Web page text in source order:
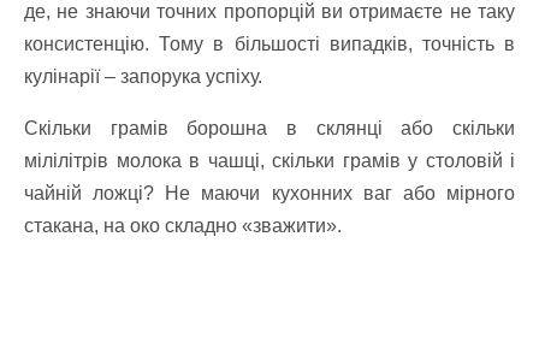
де, не знаючи точних пропорцій ви отримаєте не таку
консистенцію. Тому в більшості випадків, точність в
кулінарії – запорука успіху.
Скільки грамів борошна в склянці або скільки
мілілітрів молока в чашці, скільки грамів у столовій і
чайній ложці? Не маючи кухонних ваг або мірного
стакана, на око складно «зважити».